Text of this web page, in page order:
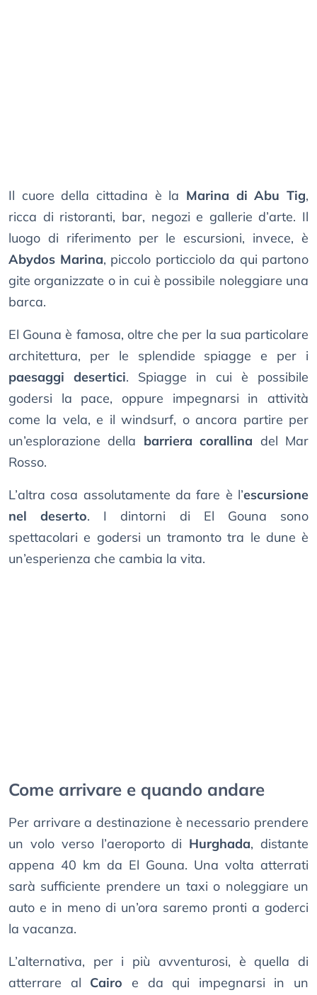
Il cuore della cittadina è la Marina di Abu Tig,
ricca di ristoranti, bar, negozi e gallerie d’arte. Il
luogo di riferimento per le escursioni, invece, è
Abydos Marina, piccolo porticciolo da qui partono
gite organizzate o in cui è possibile noleggiare una
barca.
El Gouna è famosa, oltre che per la sua particolare
architettura, per le splendide spiagge e per i
paesaggi desertici. Spiagge in cui è possibile
godersi la pace, oppure impegnarsi in attività
come la vela, e il windsurf, o ancora partire per
un’esplorazione della barriera corallina del Mar
Rosso.
L’altra cosa assolutamente da fare è l’escursione
nel deserto. I dintorni di El Gouna sono
spettacolari e godersi un tramonto tra le dune è
un’esperienza che cambia la vita.
Come arrivare e quando andare
Per arrivare a destinazione è necessario prendere
un volo verso l’aeroporto di Hurghada, distante
appena 40 km da El Gouna. Una volta atterrati
sarà sufficiente prendere un taxi o noleggiare un
auto e in meno di un’ora saremo pronti a goderci
la vacanza.
L’alternativa, per i più avventurosi, è quella di
atterrare al Cairo e da qui impegnarsi in un